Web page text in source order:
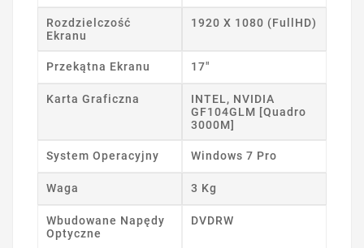
Rozdzielczość
Ekranu
1920 X 1080 (FullHD)
Przekątna Ekranu 17"
Karta Graficzna
INTEL, NVIDIA
GF104GLM [Quadro
3000M]
System Operacyjny Windows 7 Pro
Waga 3 Kg
Wbudowane Napędy
Optyczne
DVDRW